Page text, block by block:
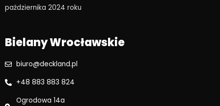
października 2024 roku​
Bielany Wrocławskie
biuro@deckland.pl
+48 883 883 824
Ogrodowa 14a